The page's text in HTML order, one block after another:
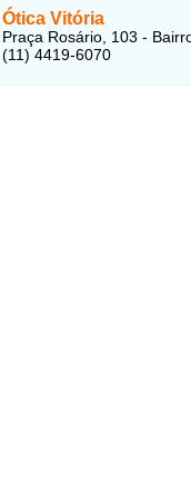
Ótica Vitória
Praça Rosário, 103 -
(11) 4419-6070